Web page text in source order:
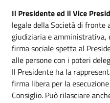
Il Presidente ed il Vice
legale della Società di
giudiziaria e
firma sociale spetta al
alle persone con i poteri
Il Presidente ha la
firma libera per la
Consiglio. Può rilasciare